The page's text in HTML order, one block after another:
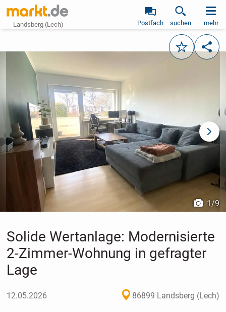
Landsberg (Lech) Postfach suchen mehr
Merken
vorheriges Bild
1/9
Solide Wertanlage: Modernisierte
2-Zimmer-Wohnung in gefragter
Lage
12.05.2026 86899 Landsberg (Lech)